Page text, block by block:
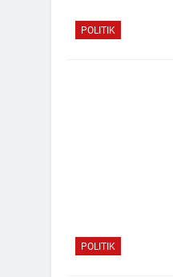
POLITIK
POLITIK